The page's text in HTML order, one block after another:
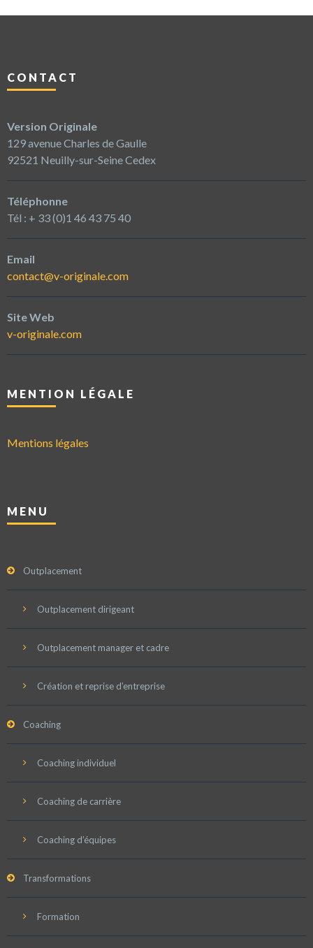
CONTACT
Version Originale
129 avenue Charles de Gaulle
92521 Neuilly-sur-Seine Cedex
Téléphonne
Tél : + 33 (0)1 46 43 75 40
Email
contact@v-originale.com
Site Web
v-originale.com
MENTION LÉGALE
Mentions légales
MENU
Outplacement
Outplacement dirigeant
Outplacement manager et cadre
Création et reprise d’entreprise
Coaching
Coaching individuel
Coaching de carrière
Coaching d’équipes
Transformations
Formation